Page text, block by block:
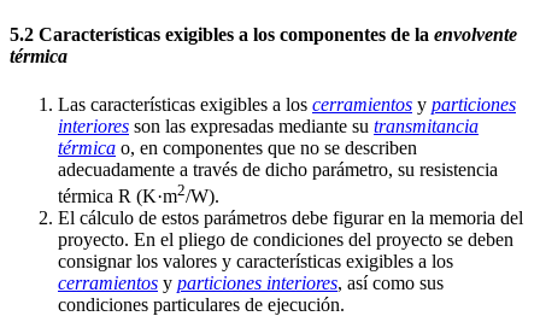
5.2 Características exigibles a los componentes de la envolvente
térmica
Las características exigibles a los cerramientos y particiones
interiores son las expresadas mediante su transmitancia
térmica o, en componentes que no se describen
adecuadamente a través de dicho parámetro, su resistencia
térmica R (K·m2/W).
El cálculo de estos parámetros debe figurar en la memoria del
proyecto. En el pliego de condiciones del proyecto se deben
consignar los valores y características exigibles a los
cerramientos y particiones interiores, así como sus
condiciones particulares de ejecución.